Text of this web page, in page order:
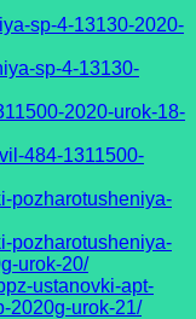
sp-4-13130-2020-
sp-4-13130-
2020-urok-18-
484-1311500-
pozharotusheniya-
pozharotusheniya-
urok-20/
ustanovki-apt-
2020g-urok-21/